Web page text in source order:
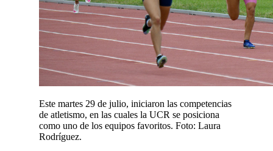
Este martes 29 de julio, iniciaron las competencias
de atletismo, en las cuales la UCR se posiciona
como uno de los equipos favoritos. Foto: Laura
Rodríguez.